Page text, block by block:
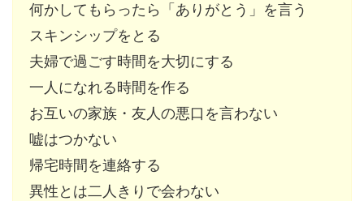
何かしてもらったら「ありがとう」を言う
スキンシップをとる
夫婦で過ごす時間を大切にする
一人になれる時間を作る
お互いの家族・友人の悪口を言わない
嘘はつかない
帰宅時間を連絡する
異性とは二人きりで会わない